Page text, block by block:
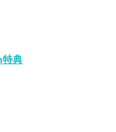
特典